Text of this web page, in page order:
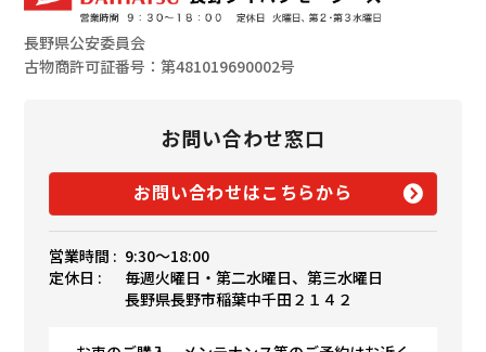
長野県公安委員会
古物商許可証番号：第481019690002号
お問い合わせ窓口
お問い合わせはこちらから
営業時間 : 9:30〜18:00
定休日 :
毎週火曜日・第二水曜日、第三水曜日
長野県長野市稲葉中千田２１４２